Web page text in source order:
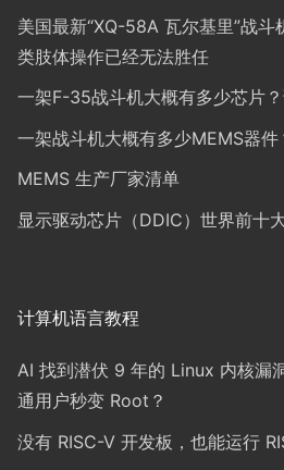
美国最新“XQ-58A 瓦尔基里”战斗
类肢体操作已经无法胜任
一架F-35战斗机大概有多少芯片
一架战斗机大概有多少MEMS器件
MEMS 生产厂家清单
显示驱动芯片（DDIC）世界前十
计算机语言教程
AI 找到潜伏 9 年的 Linux 内核漏
通用户秒变 Root？
没有 RISC-V 开发板，也能运行